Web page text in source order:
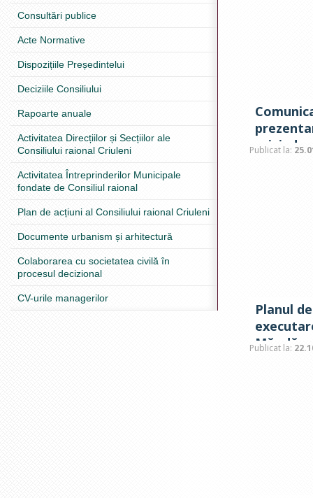
Consultări publice
Acte Normative
Dispozițiile Președintelui
Deciziile Consiliului
Rapoarte anuale
Activitatea Direcțiilor și Secțiilor ale
Consiliului raional Criuleni
Activitatea Întreprinderilor Municipale
fondate de Consiliul raional
Plan de acțiuni al Consiliului raional Criuleni
Documente urbanism și arhitectură
Colaborarea cu societatea civilă în
procesul decizional
CV-urile managerilor
privind
Publicat la:
Planul
Publicat la: